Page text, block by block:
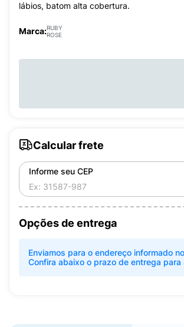
lábios, batom alta cobertura.
Marca:RUBY
ROSE
Calcular frete
Informe seu CEP
Opções de entrega
Enviamos para o endereço informado
Confira abaixo o prazo de entrega para